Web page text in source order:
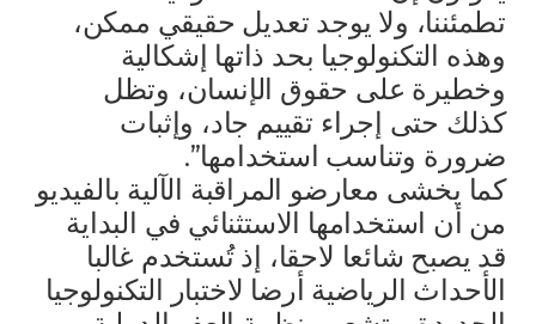
تطمئننا، ولا يوجد تعديل حقيقي ممكن،
وهذه التكنولوجيا بحد ذاتها إشكالية
وخطيرة على حقوق الإنسان، وتظل
كذلك حتى إجراء تقييم جاد، وإثبات
ضرورة وتناسب استخدامها”.
كما يخشى معارضو المراقبة الآلية بالفيديو
من أن استخدامها الاستثنائي في البداية
قد يصبح شائعا لاحقا، إذ تُستخدم غالبا
الأحداث الرياضية أرضا لاختبار التكنولوجيا